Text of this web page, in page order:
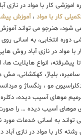
اموزشی کار با مواد در نازی
کار با مواد ،آموزش
شود، هنرجو می تواند
انتخابی، به اسانی
مواد در نازی آباد روش هایی
پیشرفته، انواع هایلایت
سامبره، بلیاژ، کهکشانی،
مو ، رنگساژ و
موهای آسیب دیده،
موهای آسیب دیده … را
به اسانی خدمات مورد
کار با مواد در نازی آباد